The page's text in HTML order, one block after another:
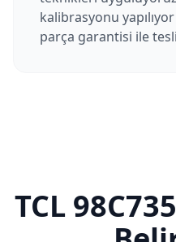
kalibrasyonu yapılıyor
parça garantisi ile
TCL 98C735